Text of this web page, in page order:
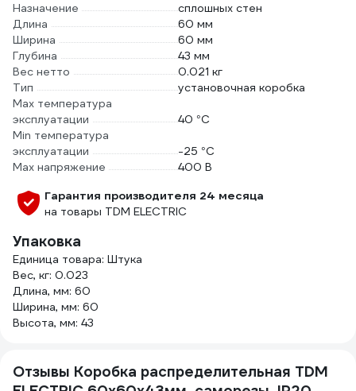
Назначение
сплошных стен
Длина
60 мм
Ширина
60 мм
Глубина
43 мм
Вес нетто
0.021 кг
Тип
установочная коробка
Max температура
эксплуатации
40 °С
Min температура
эксплуатации
-25 °С
Max напряжение
400 В
Гарантия производителя 24 месяца
на товары TDM ELECTRIC
Упаковка
Единица товара: Штука
Вес, кг: 0.023
Длина, мм: 60
Ширина, мм: 60
Высота, мм: 43
Отзывы Коробка распределительная TDM